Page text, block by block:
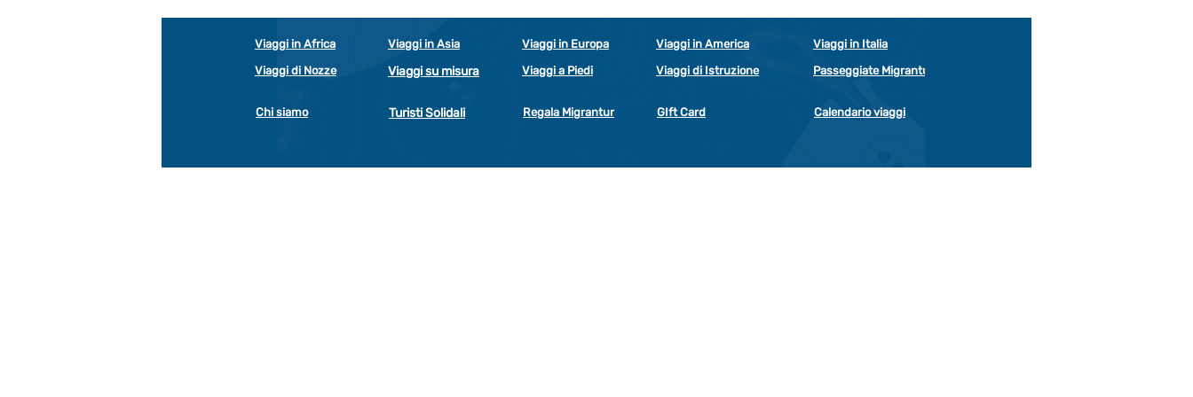
Viaggi in Africa Viaggi in Asia Viaggi in Europa Viaggi in America
Viaggi in Italia
Viaggi di Nozze
Viaggi su misura Viaggi a Piedi Viaggi di Istruzione Passeggiate Migrantur
Chi siamo Turisti Solidali Regala Migrantur GIft Card Calendario viaggi